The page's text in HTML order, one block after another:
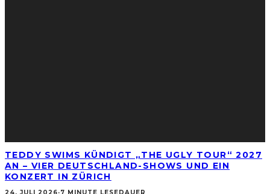
TEDDY SWIMS KÜNDIGT „THE UGLY TOUR“ 2027
AN – VIER DEUTSCHLAND-SHOWS UND EIN
KONZERT IN ZÜRICH